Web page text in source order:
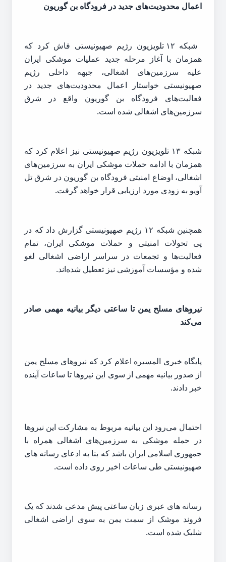
اعمال محدودیت‌های جدید در فرودگاه بن گوریون
شبکه ۱۲ تلویزیون رژیم صهیونیستی فاش کرد که
همزمان با آغاز مرحله جدید عملیات موشکی ایران
علیه سرزمین‌های اشغالی، جبهه داخلی رژیم
صهیونیستی خواستار اعمال محدودیت‌های جدید در
فعالیت‌های فرودگاه بن گوریون واقع در شرق
سرزمین‌های اشغالی شده است.
شبکه ۱۳ تلویزیون رژیم صهیونیستی نیز اعلام کرد که
همزمان با ادامه حملات موشکی ایران به سرزمین‌های
اشغالی، اوضاع امنیتی فرودگاه بن گوریون در شرق تل
آویو به زودی مورد ارزیابی قرار خواهد گرفت.
همچنین شبکه ۱۲ رژیم صهیونیستی گزارش داد که در
پی تحولات امنیتی و حملات موشکی ایران، تمام
فعالیت‌ها و تجمعات در سراسر اراضی اشغالی لغو
شده و مؤسسات آموزشی نیز تعطیل شده‌اند.
نیروهای مسلح یمن تا ساعتی دیگر بیانیه مهمی صادر
می‌کند
پایگاه خبری المسیره اعلام کرد که نیروهای مسلح یمن
از صدور بیانیه مهمی از سوی این نیروها تا ساعات آینده
خبر دادند.
احتمال می‌رود این بیانیه مربوط به مشارکت این نیروها
در حمله موشکی به سرزمین‌های اشغالی همراه با
جمهوری اسلامی ایران باشد که بنا به ادعای رسانه های
صهیونیستی طی ساعات اخیر روی داده است.
رسانه های عبری زبان ساعتی پیش مدعی شدند که یک
فروند موشک از سمت یمن به سوی اراضی اشغالی
شلیک شده است.